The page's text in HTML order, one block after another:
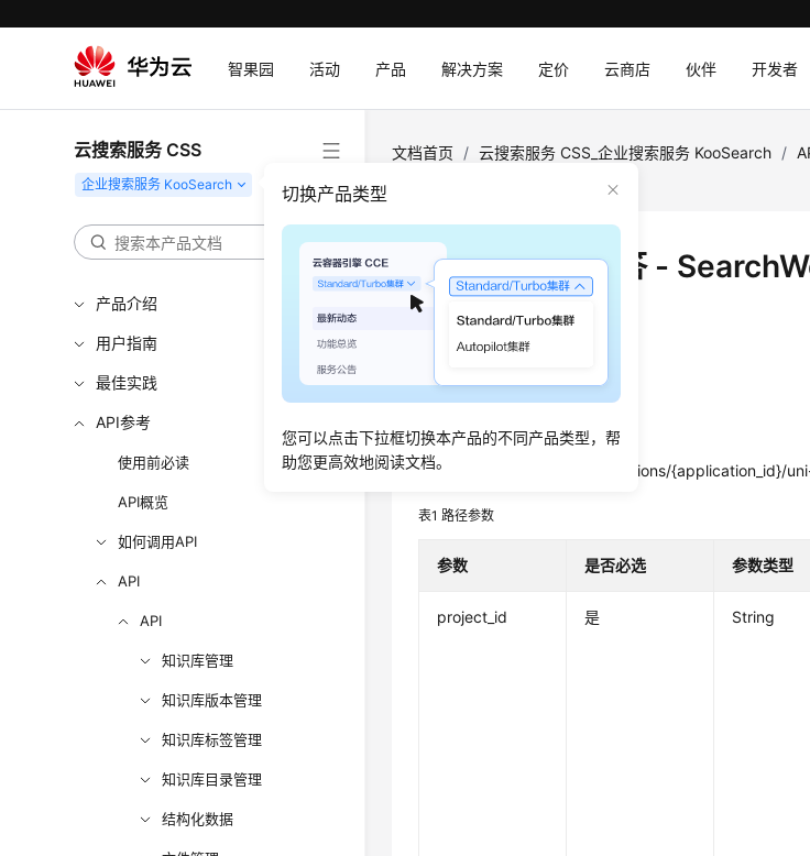
智果园 活动 产品 解决方案 定价 云商店 伙伴 开发者
云搜索服务 CSS
切换产品类型
您可以点击下拉框切换本产品的不同产品类型，帮
助您更高效地阅读文档。
产品介绍
用户指南
最佳实践
API参考
使用前必读
API概览
如何调用API
API
API
知识库管理
知识库版本管理
知识库标签管理
知识库目录管理
结构化数据
文档首页 / 云搜索服务 CSS_企业搜索服务 KooSearch /
Web AI搜索问答 -
功能介绍
URI
POST /v1/{project_id}/applications/{application_id}/
表1路径参数
参数 是否必选 参数类型
project_id 是 String